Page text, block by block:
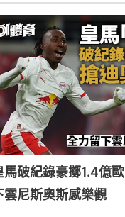
馬破紀錄豪擲1.4億
雲尼斯奧斯感樂觀